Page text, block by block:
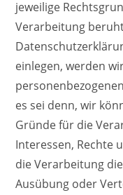
jeweilige
Verarbeitung
einlegen, werden
es sei denn, wir
Gründe für die
Interessen, Rechte
die Verarbeitung
Ausübung oder